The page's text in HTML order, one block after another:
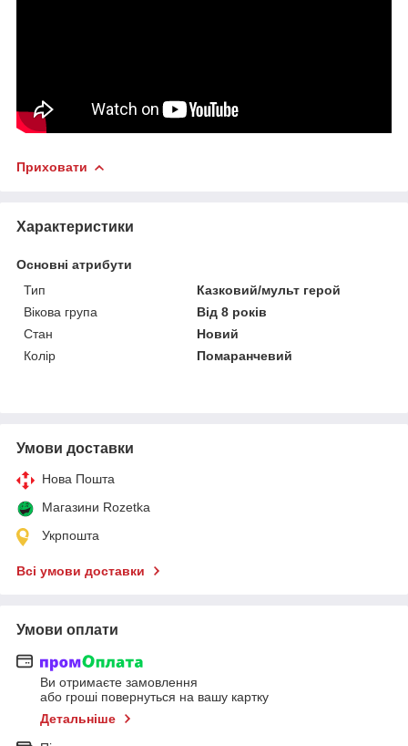
Приховати
Характеристики
Основні атрибути
Тип
Казковий/мульт герой
Вікова група
Від 8 років
Стан
Новий
Колір
Помаранчевий
Умови доставки
Нова Пошта
Магазини Rozetka
Укрпошта
Всі умови доставки
Умови оплати
Ви отримаєте замовлення
або гроші повернуться на вашу картку
Детальніше